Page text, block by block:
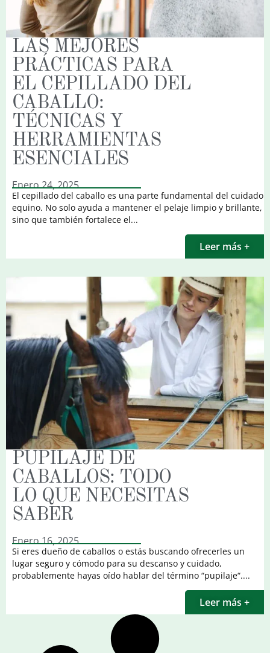
LAS MEJORES
PRÁCTICAS PARA
EL CEPILLADO DEL
CABALLO:
TÉCNICAS Y
HERRAMIENTAS
ESENCIALES
Enero 24, 2025
El cepillado del caballo es una parte fundamental del cuidado
equino. No solo ayuda a mantener el pelaje limpio y brillante,
sino que también fortalece el...
Leer más +
PUPILAJE DE
CABALLOS: TODO
LO QUE NECESITAS
SABER
Enero 16, 2025
Si eres dueño de caballos o estás buscando ofrecerles un
lugar seguro y cómodo para su descanso y cuidado,
probablemente hayas oído hablar del término “pupilaje“....
Leer más +